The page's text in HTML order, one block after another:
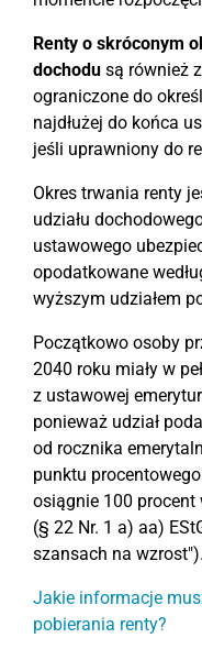
Renty o skróconym
dochodu są również
ograniczone do
najdłużej do końca
jeśli uprawniony do
Okres trwania renty
udziału
ustawowego
opodatkowane
wyższym udziałem
Początkowo osoby
2040 roku miały w
z ustawowej
ponieważ udział
od rocznika
punktu
osiągnie 100 procent
(§ 22 Nr. 1 a) aa)
szansach na wzrost").
Jakie informacje
pobierania renty?